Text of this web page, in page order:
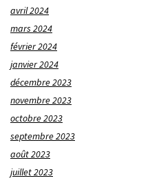
avril 2024
mars 2024
février 2024
janvier 2024
décembre 2023
novembre 2023
octobre 2023
septembre 2023
août 2023
juillet 2023